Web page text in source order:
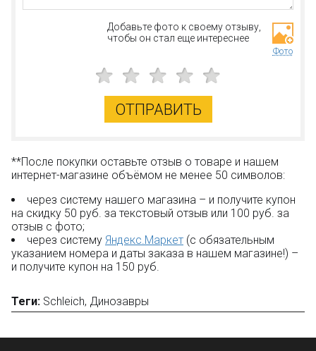
Добавьте фото к своему отзыву,
чтобы он стал еще интереснее
Фото
ОТПРАВИТЬ
**После покупки оставьте отзыв о товаре и нашем
интернет-магазине объёмом не менее 50 символов:
через систему нашего магазина – и получите купон
на скидку 50 руб. за текстовый отзыв или 100 руб. за
отзыв с фото;
через систему Яндекс.Маркет (с обязательным
указанием номера и даты заказа в нашем магазине!) –
и получите купон на 150 руб.
Теги: Schleich, Динозавры